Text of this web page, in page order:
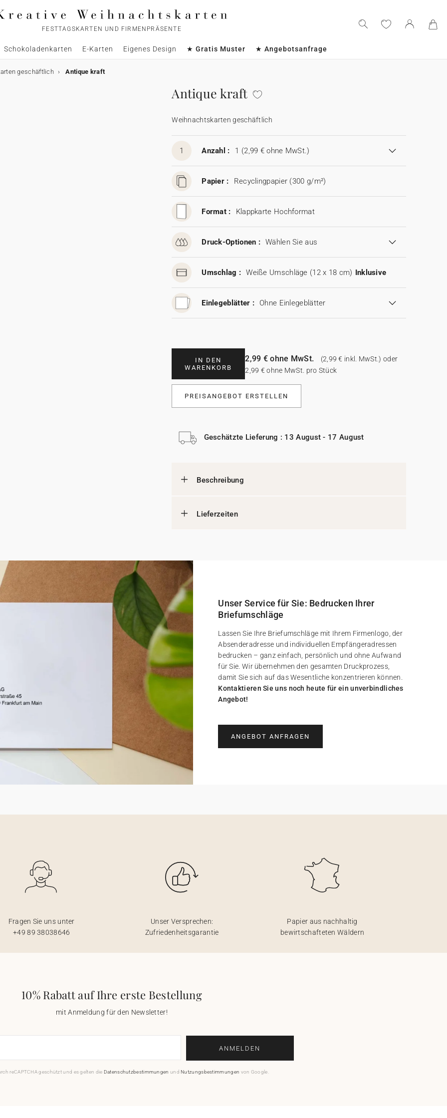
FESTTAGSKARTEN UND FIRMENPRÄSENTE
Schokoladenkarten E-Karten Eigenes Design ★ Gratis Muster ★ Angebotsanfrage
geschäftlich Antique kraft
Antique kraft
Weihnachtskarten geschäftlich
1 Anzahl : 1 (2,99 € ohne MwSt.)
Papier : Recyclingpapier (300 g/m²)
Format : Klappkarte Hochformat
Druck-Optionen : Wählen Sie aus
Umschlag : Weiße Umschläge (12 x 18 cm) Inklusive
Einlegeblätter : Ohne Einlegeblätter
IN DEN
WARENKORB
2,99 € ohne MwSt.
(2,99 € inkl. MwSt.) oder
2,99 € ohne MwSt. pro Stück
PREISANGEBOT ERSTELLEN
Geschätzte Lieferung : 13 August - 17 August
Beschreibung
Lieferzeiten
Unser Service für Sie: Bedrucken Ihrer
Briefumschläge
Lassen Sie Ihre Briefumschläge mit Ihrem Firmenlogo, der
Absenderadresse und individuellen Empfängeradressen
bedrucken – ganz einfach, persönlich und ohne Aufwand
für Sie. Wir übernehmen den gesamten Druckprozess,
damit Sie sich auf das Wesentliche konzentrieren können.
Kontaktieren Sie uns noch heute für ein unverbindliches
Angebot!
ANGEBOT ANFRAGEN
Fragen Sie uns unter
+49 89 38038646
Unser Versprechen:
Zufriedenheitsgarantie
Papier aus nachhaltig
bewirtschafteten Wäldern
10% Rabatt auf Ihre erste Bestellung
mit Anmeldung für den Newsletter!
ANMELDEN
reCAPTCHA geschützt und es gelten die Datenschutzbestimmungen und Nutzungsbestimmungen von Google.